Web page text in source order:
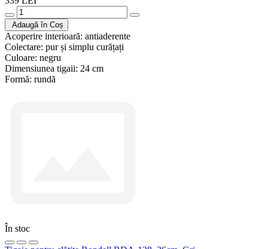
Adaugă în Coș
Acoperire interioară: antiaderente
Colectare: pur și simplu curățați
Culoare: negru
Dimensiunea tigaii: 24 cm
Formă: rundă
În stoc